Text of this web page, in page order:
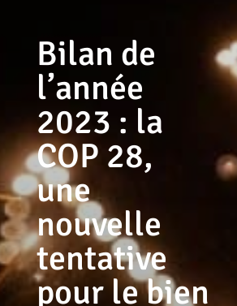
Bilan de
l’année
2023 : la
COP 28,
une
nouvelle
tentative
pour le bien